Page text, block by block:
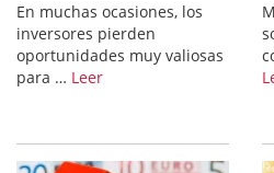
En muchas ocasiones, los
inversores pierden
oportunidades muy valiosas
para … Leer